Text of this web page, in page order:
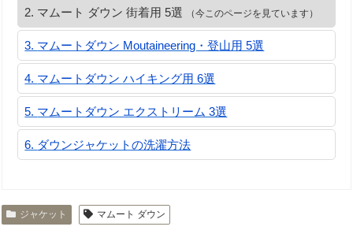
マムート ダウン 街着用 5選 （今このページを見ています）
マムートダウン Moutaineering・登山用 5選
マムートダウン ハイキング用 6選
マムートダウン エクストリーム 3選
ダウンジャケットの洗濯方法
ジャケット マムート ダウン